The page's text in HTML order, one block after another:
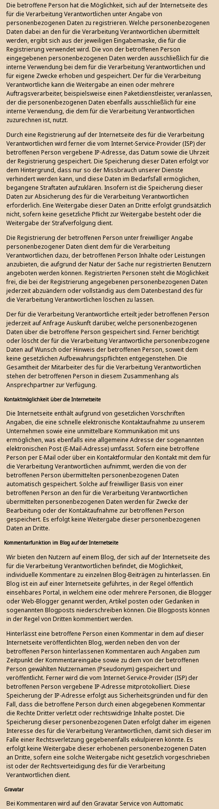
Die betroffene Person hat die Möglichkeit, sich auf der Internetseite des
für die Verarbeitung Verantwortlichen unter Angabe von
personenbezogenen Daten zu registrieren. Welche personenbezogenen
Daten dabei an den für die Verarbeitung Verantwortlichen übermittelt
werden, ergibt sich aus der jeweiligen Eingabemaske, die für die
Registrierung verwendet wird. Die von der betroffenen Person
eingegebenen personenbezogenen Daten werden ausschließlich für die
interne Verwendung bei dem für die Verarbeitung Verantwortlichen und
für eigene Zwecke erhoben und gespeichert. Der für die Verarbeitung
Verantwortliche kann die Weitergabe an einen oder mehrere
Auftragsverarbeiter, beispielsweise einen Paketdienstleister, veranlassen,
der die personenbezogenen Daten ebenfalls ausschließlich für eine
interne Verwendung, die dem für die Verarbeitung Verantwortlichen
zuzurechnen ist, nutzt.
Durch eine Registrierung auf der Internetseite des für die Verarbeitung
Verantwortlichen wird ferner die vom Internet-Service-Provider (ISP) der
betroffenen Person vergebene IP-Adresse, das Datum sowie die Uhrzeit
der Registrierung gespeichert. Die Speicherung dieser Daten erfolgt vor
dem Hintergrund, dass nur so der Missbrauch unserer Dienste
verhindert werden kann, und diese Daten im Bedarfsfall ermöglichen,
begangene Straftaten aufzuklären. Insofern ist die Speicherung dieser
Daten zur Absicherung des für die Verarbeitung Verantwortlichen
erforderlich. Eine Weitergabe dieser Daten an Dritte erfolgt grundsätzlich
nicht, sofern keine gesetzliche Pflicht zur Weitergabe besteht oder die
Weitergabe der Strafverfolgung dient.
Die Registrierung der betroffenen Person unter freiwilliger Angabe
personenbezogener Daten dient dem für die Verarbeitung
Verantwortlichen dazu, der betroffenen Person Inhalte oder Leistungen
anzubieten, die aufgrund der Natur der Sache nur registrierten Benutzern
angeboten werden können. Registrierten Personen steht die Möglichkeit
frei, die bei der Registrierung angegebenen personenbezogenen Daten
jederzeit abzuändern oder vollständig aus dem Datenbestand des für
die Verarbeitung Verantwortlichen löschen zu lassen.
Der für die Verarbeitung Verantwortliche erteilt jeder betroffenen Person
jederzeit auf Anfrage Auskunft darüber, welche personenbezogenen
Daten über die betroffene Person gespeichert sind. Ferner berichtigt
oder löscht der für die Verarbeitung Verantwortliche personenbezogene
Daten auf Wunsch oder Hinweis der betroffenen Person, soweit dem
keine gesetzlichen Aufbewahrungspflichten entgegenstehen. Die
Gesamtheit der Mitarbeiter des für die Verarbeitung Verantwortlichen
stehen der betroffenen Person in diesem Zusammenhang als
Ansprechpartner zur Verfügung.
Kontaktmöglichkeit über die Internetseite
Die Internetseite enthält aufgrund von gesetzlichen Vorschriften
Angaben, die eine schnelle elektronische Kontaktaufnahme zu unserem
Unternehmen sowie eine unmittelbare Kommunikation mit uns
ermöglichen, was ebenfalls eine allgemeine Adresse der sogenannten
elektronischen Post (E-Mail-Adresse) umfasst. Sofern eine betroffene
Person per E-Mail oder über ein Kontaktformular den Kontakt mit dem für
die Verarbeitung Verantwortlichen aufnimmt, werden die von der
betroffenen Person übermittelten personenbezogenen Daten
automatisch gespeichert. Solche auf freiwilliger Basis von einer
betroffenen Person an den für die Verarbeitung Verantwortlichen
übermittelten personenbezogenen Daten werden für Zwecke der
Bearbeitung oder der Kontaktaufnahme zur betroffenen Person
gespeichert. Es erfolgt keine Weitergabe dieser personenbezogenen
Daten an Dritte.
Kommentarfunktion im Blog auf der Internetseite
Wir bieten den Nutzern auf einem Blog, der sich auf der Internetseite des
für die Verarbeitung Verantwortlichen befindet, die Möglichkeit,
individuelle Kommentare zu einzelnen Blog-Beiträgen zu hinterlassen. Ein
Blog ist ein auf einer Internetseite geführtes, in der Regel öffentlich
einsehbares Portal, in welchem eine oder mehrere Personen, die Blogger
oder Web-Blogger genannt werden, Artikel posten oder Gedanken in
sogenannten Blogposts niederschreiben können. Die Blogposts können
in der Regel von Dritten kommentiert werden.
Hinterlässt eine betroffene Person einen Kommentar in dem auf dieser
Internetseite veröffentlichten Blog, werden neben den von der
betroffenen Person hinterlassenen Kommentaren auch Angaben zum
Zeitpunkt der Kommentareingabe sowie zu dem von der betroffenen
Person gewählten Nutzernamen (Pseudonym) gespeichert und
veröffentlicht. Ferner wird die vom Internet-Service-Provider (ISP) der
betroffenen Person vergebene IP-Adresse mitprotokolliert. Diese
Speicherung der IP-Adresse erfolgt aus Sicherheitsgründen und für den
Fall, dass die betroffene Person durch einen abgegebenen Kommentar
die Rechte Dritter verletzt oder rechtswidrige Inhalte postet. Die
Speicherung dieser personenbezogenen Daten erfolgt daher im eigenen
Interesse des für die Verarbeitung Verantwortlichen, damit sich dieser im
Falle einer Rechtsverletzung gegebenenfalls exkulpieren könnte. Es
erfolgt keine Weitergabe dieser erhobenen personenbezogenen Daten
an Dritte, sofern eine solche Weitergabe nicht gesetzlich vorgeschrieben
ist oder der Rechtsverteidigung des für die Verarbeitung
Verantwortlichen dient.
Gravatar
Bei Kommentaren wird auf den Gravatar Service von Auttomatic